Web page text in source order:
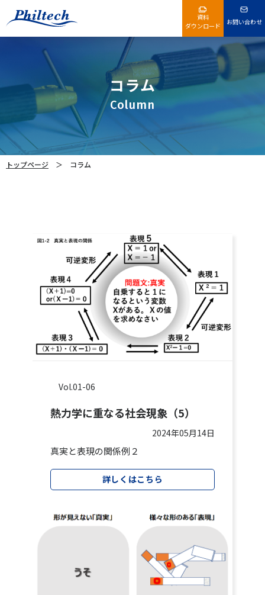
資料
ダウンロード
お問い合わせ
コラム
Column
トップページ コラム
熱力学に重なる社会現象（5）
2024年05月14日
Vol.01-06
真実と表現の関係例２
詳しくはこちら